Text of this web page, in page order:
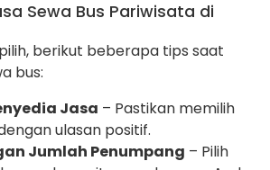
Sewa Bus Pariwisata di
berikut beberapa tips saat
bus:
Jasa – Pastikan memilih
ulasan positif.
Jumlah Penumpang – Pilih